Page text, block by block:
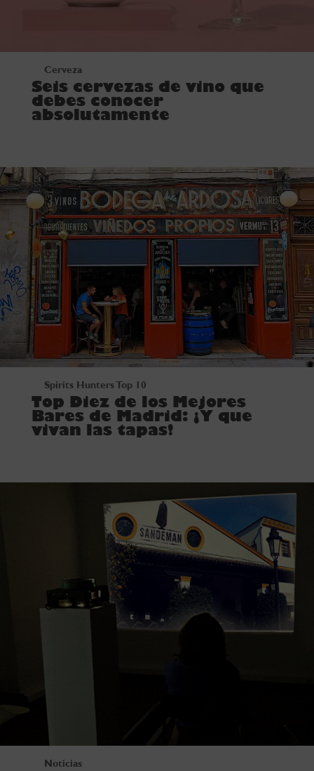
Cerveza
Seis cervezas de vino que
debes conocer
absolutamente
Spirits Hunters Top 10
Top Diez de los Mejores
Bares de Madrid: ¡Y que
vivan las tapas!
Noticias